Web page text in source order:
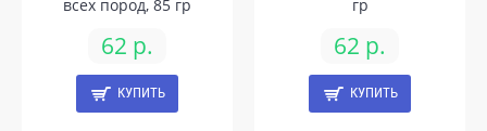
всех пород, 85 гр
62 р.
КУПИТЬ
гр
62 р.
КУПИТЬ